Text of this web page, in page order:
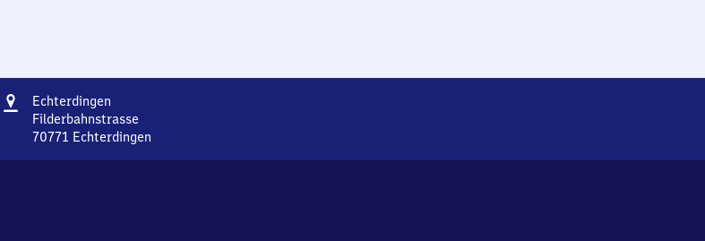
Adresse
Echterdingen
Filderbahnstrasse
70771 Echterdingen